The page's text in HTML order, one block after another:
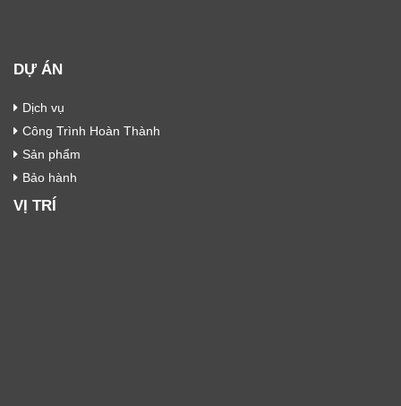
DỰ ÁN
Dịch vụ
Công Trình Hoàn Thành
Sản phẩm
Bảo hành
VỊ TRÍ